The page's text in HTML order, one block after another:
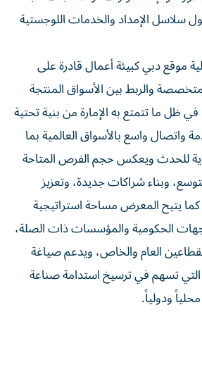
سلاسل الإمداد والخدمات اللوجستية
موقع دبي كبيئة أعمال قادرة على
والربط بين الأسواق المنتجة
ظل ما تتمتع به الإمارة من بنية تحتية
واتصال واسع بالأسواق العالمية بما
للحدث ويعكس حجم الفرص المتاحة
وبناء شراكات جديدة، وتعزيز
يتيح المعرض مساحة استراتيجية
الحكومية والمؤسسات ذات الصلة،
العام والخاص، ويدعم صياغة
التي تسهم في ترسيخ استدامة صناعة
ودولياً.